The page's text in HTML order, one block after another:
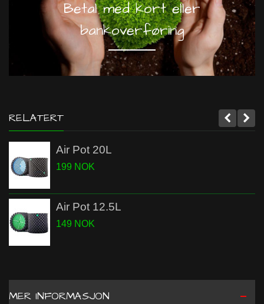
Betal med kort eller
bankoverføring
RELATERT
Air Pot 20L
199 NOK
Air Pot 12.5L
149 NOK
MER INFORMASJON